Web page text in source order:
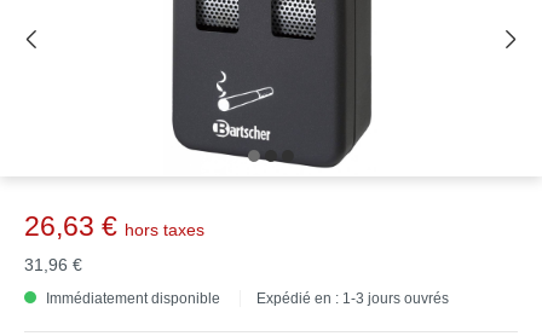
26,63 € hors taxes
31,96 €
Immédiatement disponible Expédié en : 1-3 jours ouvrés